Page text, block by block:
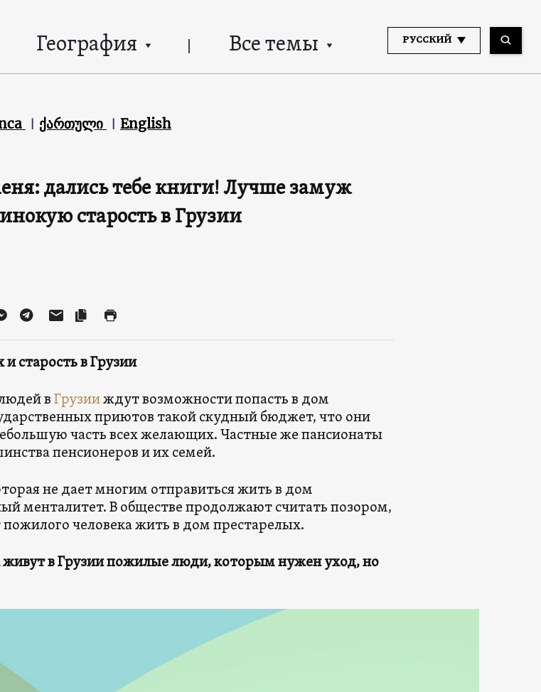
География Все темы РУССКИЙ
ქართული English
дались тебе книги! Лучше замуж
старость в Грузии
старость в Грузии
вГрузииждут возможности попасть в дом
приютов такой скудный бюджет, что они
часть всех желающих. Частные же пансионаты
пенсионеров и их семей.
не дает многим отправиться жить в дом
менталитет. В обществе продолжают считать позором,
пожилого человека жить в дом престарелых.
живут в Грузии пожилые люди, которым нужен уход, но